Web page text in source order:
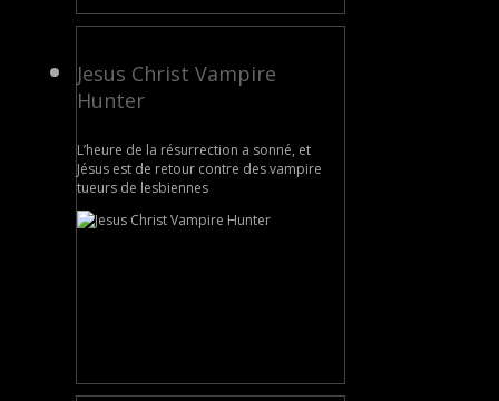
Jesus Christ Vampire
Hunter
L’heure de la résurrection a sonné, et
Jésus est de retour contre des vampire
tueurs de lesbiennes